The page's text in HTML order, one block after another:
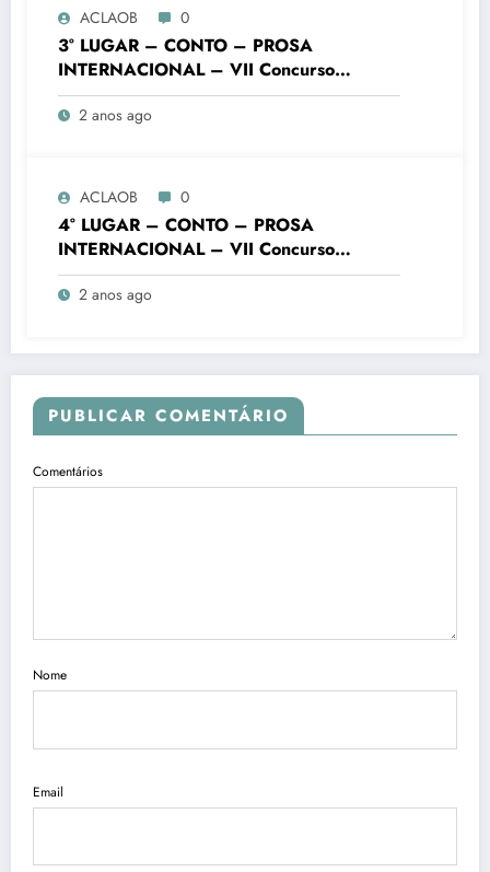
ACLAOB 0
3° LUGAR – CONTO – PROSA
INTERNACIONAL – VII Concurso
Literário “Cidade de Ouro Branco”
2 anos ago
ACLAOB 0
4° LUGAR – CONTO – PROSA
INTERNACIONAL – VII Concurso
Literário “Cidade de Ouro Branco”
2 anos ago
PUBLICAR COMENTÁRIO
Comentários
Nome
Email